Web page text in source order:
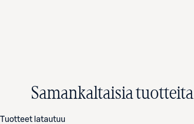
Samankaltaisia tuotteita
Tuotteet latautuu